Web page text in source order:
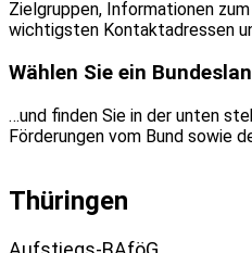
Zielgruppen, Informationen
wichtigsten Kontaktadressen
Wählen Sie ein
…und finden Sie in der unten
Förderungen vom Bund sowie
Thüringen